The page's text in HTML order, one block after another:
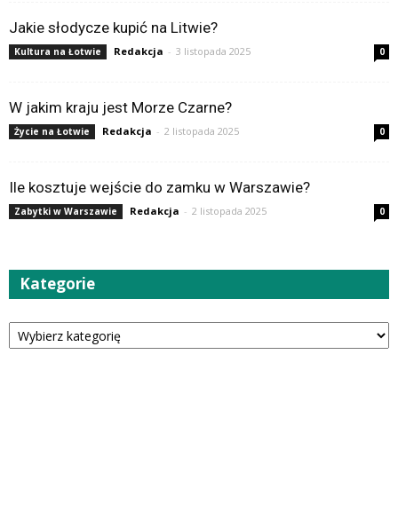
Jakie słodycze kupić na Litwie?
Kultura na Łotwie Redakcja - 3 listopada 2025 0
W jakim kraju jest Morze Czarne?
Życie na Łotwie Redakcja - 2 listopada 2025 0
Ile kosztuje wejście do zamku w Warszawie?
Zabytki w Warszawie Redakcja - 2 listopada 2025 0
Kategorie
Kategorie